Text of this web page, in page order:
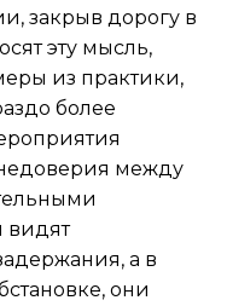
закрыв дорогу в
эту мысль,
из практики,
более
между
видят
а в
они